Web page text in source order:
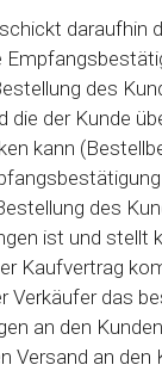
daraufhin
des
die der Kunde
kann
des
ist und stellt
Kaufvertrag
Verkäufer das
an den
Versand an den